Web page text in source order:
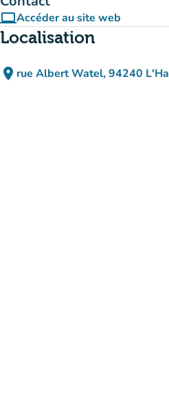
computerAccéder au site web
(nouvel onglet)
Localisation
place rue Albert Watel, 94240